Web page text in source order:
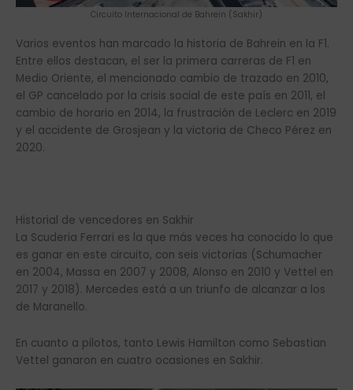
Circuito Internacional de Bahrein (Sakhir)
Varios eventos han marcado la historia de Bahrein en la F1.
Entre ellos destacan, el ser la primera carreras de F1 en
Medio Oriente, el mencionado cambio de trazado en 2010,
el GP cancelado por la crisis social de este país en 2011, el
cambio de horario en 2014, la frustración de Leclerc en 2019
y el accidente de Grosjean y la victoria de Checo Pérez en
2020.
Historial de vencedores en Sakhir
La Scuderia Ferrari es la que más veces ha conocido lo que
es ganar en este circuito, con seis victorias (Schumacher
en 2004, Massa en 2007 y 2008, Alonso en 2010 y Vettel en
2017 y 2018). Mercedes está a un triunfo de alcanzar a los
de Maranello.
En cuanto a pilotos, tanto Lewis Hamilton como Sebastian
Vettel ganaron en cuatro ocasiones en Sakhir.